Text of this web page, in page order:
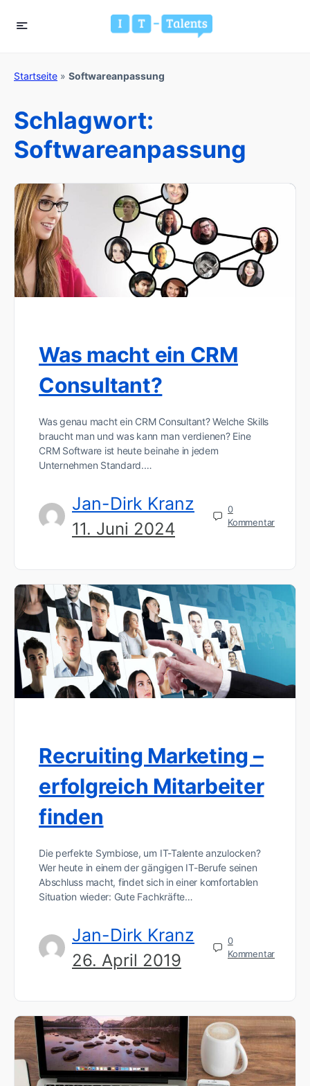
Startseite » Softwareanpassung
Schlagwort:
Softwareanpassung
Was macht ein CRM
Consultant?
Was genau macht ein CRM Consultant? Welche Skills
braucht man und was kann man verdienen? Eine
CRM Software ist heute beinahe in jedem
Unternehmen Standard.…
Jan-Dirk Kranz
11. Juni 2024
0
Kommentar
Recruiting Marketing –
erfolgreich Mitarbeiter
finden
Die perfekte Symbiose, um IT-Talente anzulocken?
Wer heute in einem der gängigen IT-Berufe seinen
Abschluss macht, findet sich in einer komfortablen
Situation wieder: Gute Fachkräfte…
Jan-Dirk Kranz
26. April 2019
0
Kommentar